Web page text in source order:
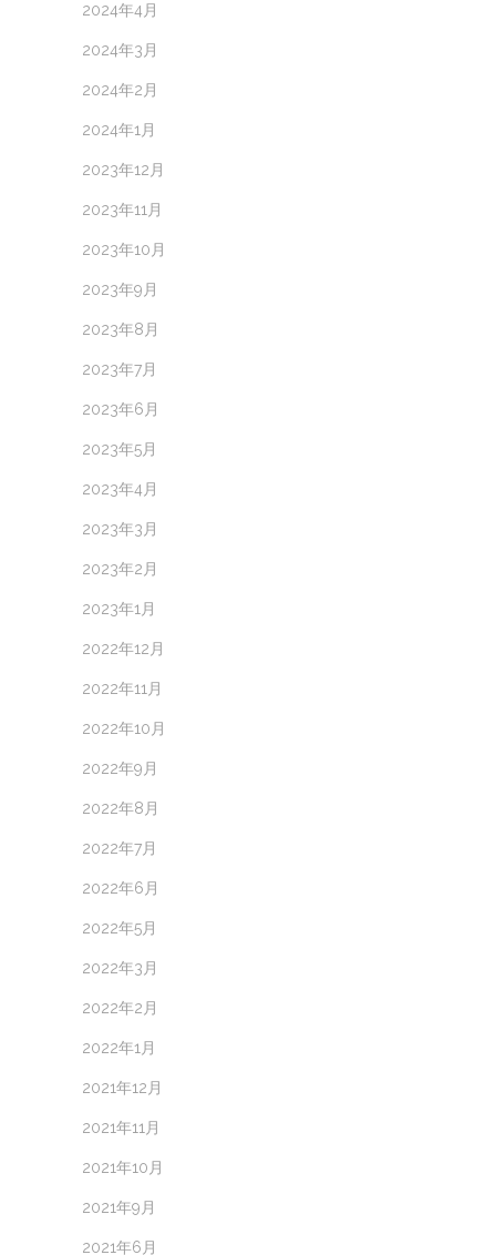
2024年4月
2024年3月
2024年2月
2024年1月
2023年12月
2023年11月
2023年10月
2023年9月
2023年8月
2023年7月
2023年6月
2023年5月
2023年4月
2023年3月
2023年2月
2023年1月
2022年12月
2022年11月
2022年10月
2022年9月
2022年8月
2022年7月
2022年6月
2022年5月
2022年3月
2022年2月
2022年1月
2021年12月
2021年11月
2021年10月
2021年9月
2021年6月